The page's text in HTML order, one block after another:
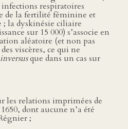
respiratoires
de la fertilité féminine et
la dyskinésie ciliaire
sur 15 000) s’associe en
aléatoire (et non pas
viscères, ce qui ne
que dans un cas sur
les relations imprimées de
dont aucune n’a été
;